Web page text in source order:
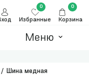
Избранные
0
Корзина
0
Меню
Шина медная